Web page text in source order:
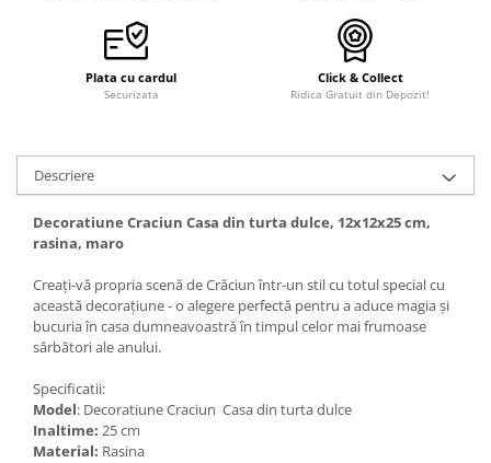
Plata cu cardul
Securizata
Click & Collect
Ridica Gratuit din Depozit!
Descriere
Decoratiune Craciun Casa din turta dulce, 12x12x25 cm,
rasina, maro
Creați-vă propria scenă de Crăciun într-un stil cu totul special cu
această decorațiune - o alegere perfectă pentru a aduce magia și
bucuria în casa dumneavoastră în timpul celor mai frumoase
sărbători ale anului.
Specificatii:
Model: Decoratiune Craciun Casa din turta dulce
Inaltime: 25 cm
Material: Rasina